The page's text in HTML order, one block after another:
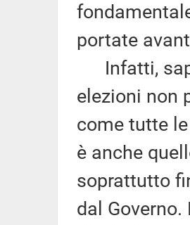
portate
Infatti,
elezioni non
come tutte
è anche
soprattutto
dal